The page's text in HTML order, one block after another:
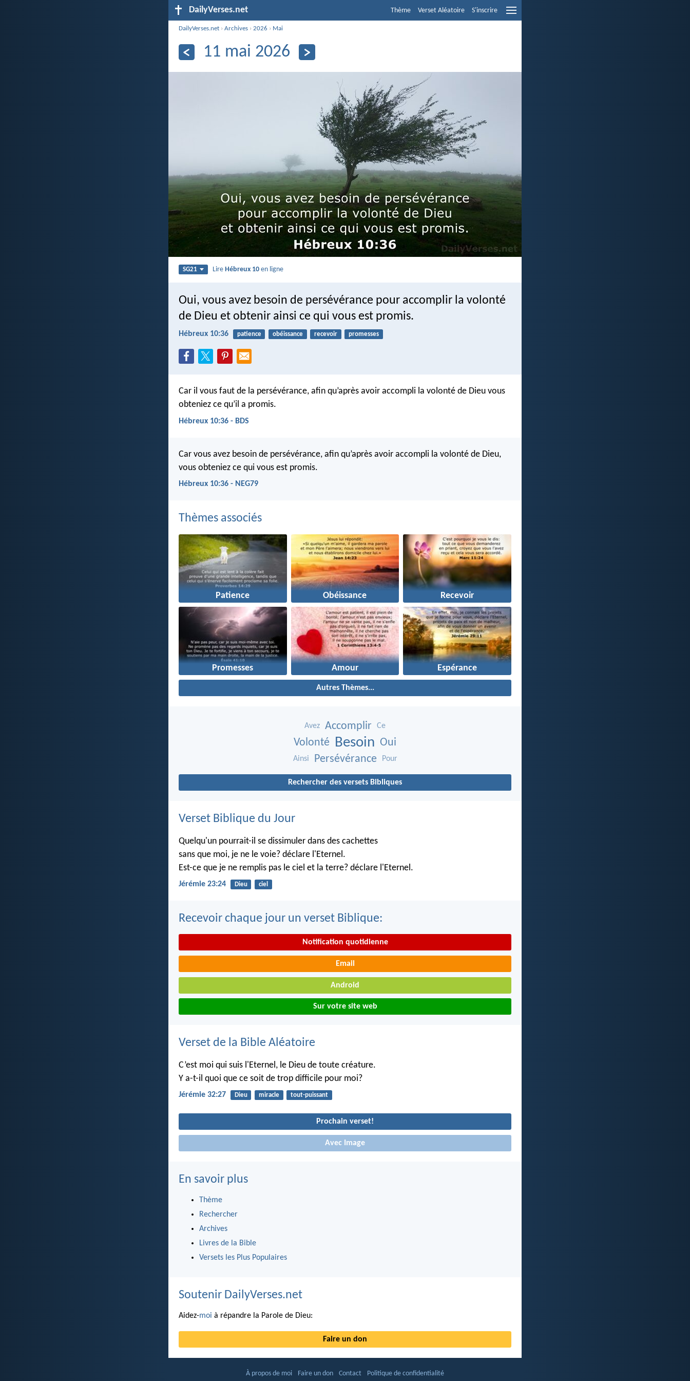
DailyVerses.net Thème Verset Aléatoire S'inscrire
DailyVerses.net ›Archives ›2026 › Mai
11 mai 2026
SG21 LireHébreux 10 en ligne
Oui, vous avez besoin de persévérance pour accomplir la volonté
de Dieu et obtenir ainsi ce qui vous est promis.
Hébreux 10:36 patience obéissance recevoir promesses
Car il vous faut de la persévérance, afin qu’après avoir accompli la volonté de Dieu vous
obteniez ce qu’il a promis.
Hébreux 10:36 - BDS
Car vous avez besoin de persévérance, afin qu’après avoir accompli la volonté de Dieu,
vous obteniez ce qui vous est promis.
Hébreux 10:36 - NEG79
Thèmes associés
Patience Obéissance Recevoir
Promesses Amour Espérance
Autres Thèmes...
Avez Accomplir Ce
Volonté Besoin Oui
Ainsi Persévérance Pour
Rechercher des versets Bibliques
Verset Biblique du Jour
Quelqu'un pourrait-il se dissimuler dans des cachettes
sans que moi, je ne le voie? déclare l'Eternel.
Est-ce que je ne remplis pas le ciel et la terre? déclare l'Eternel.
Jérémie 23:24 Dieu ciel
Recevoir chaque jour un verset Biblique:
Notification quotidienne
Email
Android
Sur votre site web
Verset de la Bible Aléatoire
C’est moi qui suis l'Eternel, le Dieu de toute créature.
Y a-t-il quoi que ce soit de trop difficile pour moi?
Jérémie 32:27 Dieu miracle tout-puissant
Prochain verset!
Avec Image
En savoir plus
Thème
Rechercher
Archives
Livres de la Bible
Versets les Plus Populaires
Soutenir DailyVerses.net
Aidez-moi à répandre la Parole de Dieu:
Faire un don
À propos de moi Faire un don Contact Politique de confidentialité